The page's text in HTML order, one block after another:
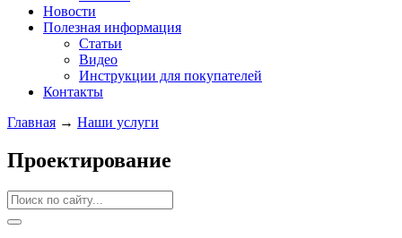
Новости
Полезная информация
Статьи
Видео
Инструкции для покупателей
Контакты
Главная → Наши услуги
Проектирование